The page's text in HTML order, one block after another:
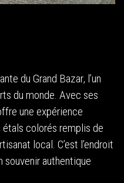
du Grand Bazar, l’un
du monde. Avec ses
une expérience
colorés remplis de
local. C’est l’endroit
souvenir authentique